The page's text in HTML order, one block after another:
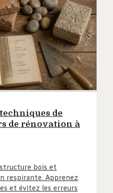
de
de rénovation à
structure bois et
respirante. Apprenez
et évitez les erreurs